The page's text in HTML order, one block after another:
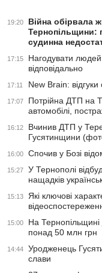
19:20
Війна обірвала
Тернопільщини:
судинна
17:15
Нагодувати
відповідально
17:11 New Brain:
17:07
Потрійна ДТП на
автомобілі,
16:12
Вчинив ДТП у
Гусятинщини
16:00 Спочив у Бозі
15:27
У Тернополі
нащадків
15:13
Які ключові
15:00
На Тернопільщині
понад 50 млн грн
14:44
Уродженець
слави